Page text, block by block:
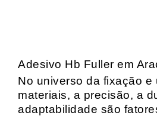
Adesivo Hb Fuller em
No universo da fixação e
materiais, a precisão, a
adaptabilidade são